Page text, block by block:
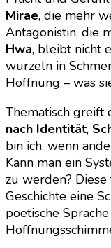
Mirae, die mehr
Antagonistin, die
Hwa, bleibt nicht
wurzeln in
Hoffnung – was
Thematisch greift
nach Identität,
bin ich, wenn
Kann man ein
zu werden?
Geschichte eine
poetische